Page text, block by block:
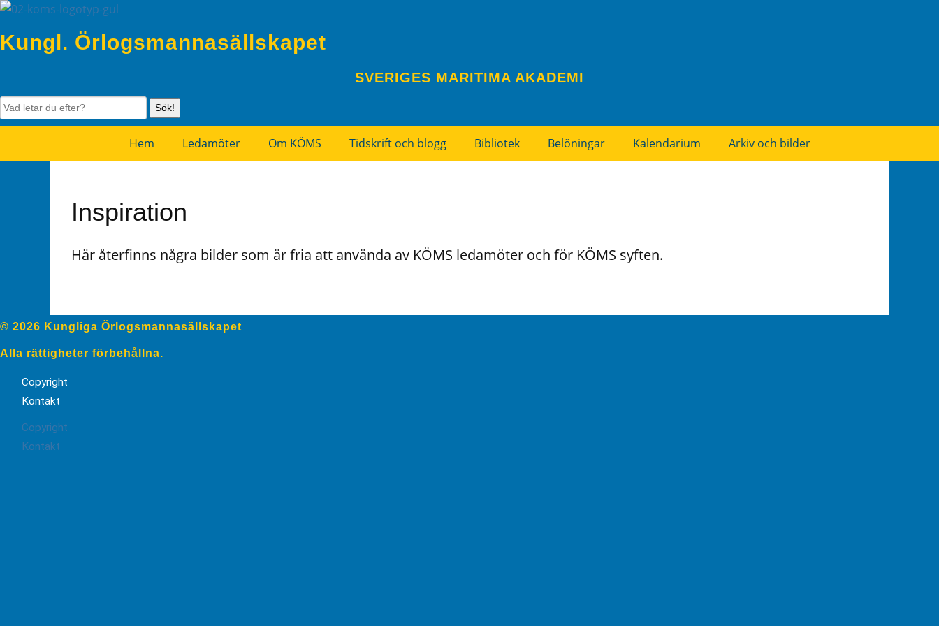
Kungl. Örlogsmannasällskapet
SVERIGES MARITIMA AKADEMI
Sök!
Hem Ledamöter Om KÖMS Tidskrift och blogg Bibliotek Belöningar Kalendarium Arkiv och bilder
Inspiration
Här återfinns några bilder som är fria att använda av KÖMS ledamöter och för KÖMS syften.
© 2026 Kungliga Örlogsmannasällskapet
Alla rättigheter förbehållna.
Copyright
Kontakt
Copyright
Kontakt